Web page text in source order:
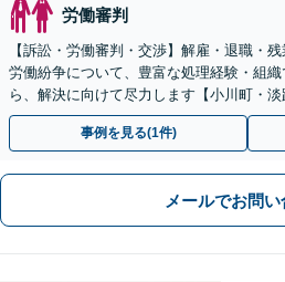
労働審判
【訴訟・労働審判・交渉】解雇・退職・
労働紛争について、豊富な処理経験・組
ら、解決に向けて尽力します【小川町・
1分、御茶ノ水駅も利用可】
事例を見る(1件)
メールでお問